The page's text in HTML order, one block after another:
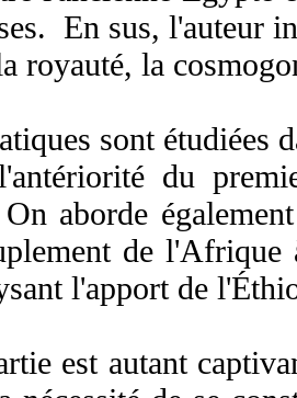
En sus, l'auteur
royauté, la
sont
du
aborde
de
l'apport de
est autant